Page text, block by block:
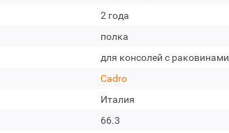
2 года
полка
для консолей с раковинами
Cadro
Италия
66.3